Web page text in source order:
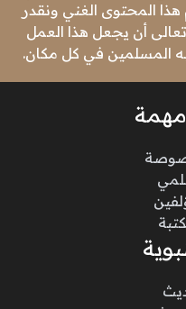
المحتوى الغني ونقدر
أن يجعل هذا العمل
المسلمين في كل مكان.